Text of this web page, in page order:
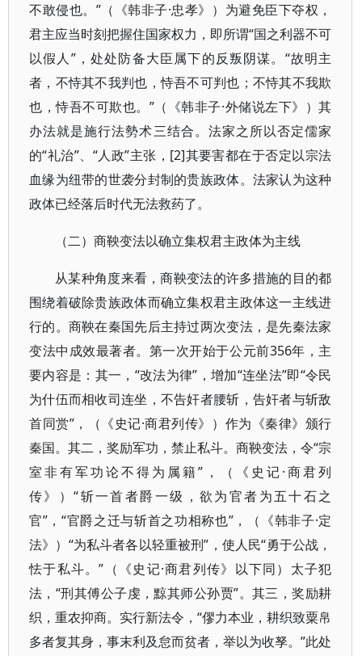
不敢侵也。”（《韩非子·忠孝》）为避免臣下夺权，
君主应当时刻把握住国家权力，即所谓“国之利器不可
以假人”，处处防备大臣属下的反叛阴谋。“故明主
者，不恃其不我判也，恃吾不可判也；不恃其不我欺
也，恃吾不可欺也。”（《韩非子·外储说左下》）其
办法就是施行法勢术三结合。法家之所以否定儒家
的“礼治”、“人政”主张，[2]其要害都在于否定以宗法
血缘为纽带的世袭分封制的贵族政体。法家认为这种
政体已经落后时代无法救药了。
（二）商鞅变法以确立集权君主政体为主线
从某种角度来看，商鞅变法的许多措施的目的都
围绕着破除贵族政体而确立集权君主政体这一主线进
行的。商鞅在秦国先后主持过两次变法，是先秦法家
变法中成效最著者。第一次开始于公元前356年，主
要内容是：其一，“改法为律”，增加“连坐法”即“令民
为什伍而相收司连坐，不告奸者腰斩，告奸者与斩敌
首同赏”，（《史记·商君列传》）作为《秦律》颁行
秦国。其二，奖励军功，禁止私斗。商鞅变法，令“宗
室非有军功论不得为属籍”，（《史记·商君列
传》）“斩一首者爵一级，欲为官者为五十石之
官”，“官爵之迁与斩首之功相称也”，（《韩非子·定
法》）“为私斗者各以轻重被刑”，使人民“勇于公战，
怯于私斗。”（《史记·商君列传》以下同）太子犯
法，“刑其傅公子虔，黥其师公孙贾”。其三，奖励耕
织，重农抑商。实行新法令，“僇力本业，耕织致粟帛
多者复其身，事末利及怠而贫者，举以为收孥。”此处